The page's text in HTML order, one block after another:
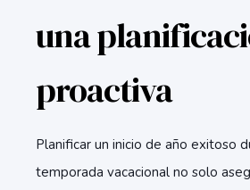
una
proactiva
Planificar un inicio de año exitoso
temporada vacacional no solo